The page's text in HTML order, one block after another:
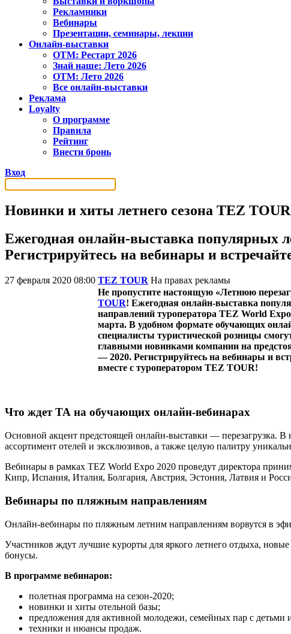
Рекламники
Вебинары
Презентации, семинары, лекции
Онлайн-выставки
OTM: Рестарт 2026
Знай наше: Лето 2026
OTM: Лето 2026
Все онлайн-выставки
Реклама
Loyalty
О программе
Правила
Рейтинг
Внести бронь
Вход
Новинки и хиты летнего сезона TEZ
Ежегодная онлайн-выставка популярных
Регистрируйтесь на вебинары и
27 февраля 2020 08:00 TEZ TOUR На правах рекламы
Не пропустите настоящую «Летнюю
TOUR! Ежегодная онлайн-выставка
направлений туроператора TEZ World
марта. В удобном формате обучающих
специалисты туристической розницы
главными новинками компании на
— 2020. Регистрируйтесь на вебинары и
вместе с туроператором TEZ TOUR!
Что ждет ТА на обучающих онлайн-вебинарах
Основной акцент предстоящей онлайн-выставки — перезагрузка.
ассортимент отелей и эксклюзивов, а также целую палитру
Вебинары в рамках TEZ World Expo 2020 проведут директора
Кипр, Испания, Италия, Болгария, Австрия, Эстония, Латвия и
Вебинары по пляжным направлениям
Онлайн-вебинары по пляжным летним направлениям ворвутся в
Участников ждут лучшие курорты для яркого летнего отдыха,
бонусы.
В программе вебинаров:
полетная программа на сезон-2020;
новинки и хиты отельной базы;
предложения для активной молодежи, семейных пар с детьми
техники и нюансы продаж.